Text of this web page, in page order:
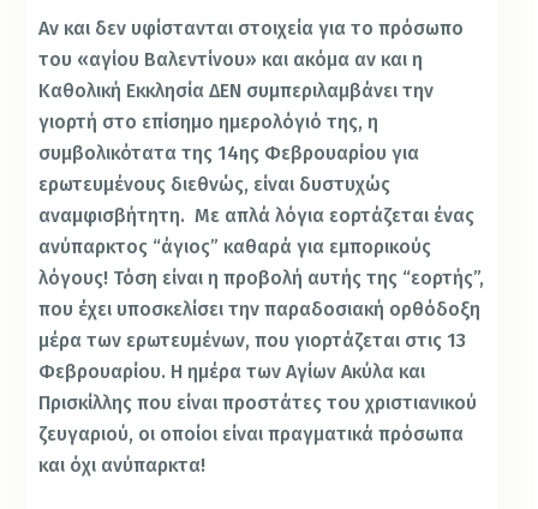
Αν και δεν υφίστανται στοιχεία για το πρόσωπο
του «αγίου Βαλεντίνου» και ακόμα αν και η
Καθολική ΕκκλησίαΔΕΝ συμπεριλαμβάνει την
γιορτή στο επίσημο ημερολόγιό της, η
συμβολικότατα της 14ης Φεβρουαρίου για
ερωτευμένους διεθνώς, είναι δυστυχώς
αναμφισβήτητη. Με απλά λόγια εορτάζεται ένας
ανύπαρκτος “άγιος” καθαρά για εμπορικούς
λόγους! Τόση είναι η προβολή αυτής της “εορτής”,
που έχει υποσκελίσει την παραδοσιακή ορθόδοξη
μέρα των ερωτευμένων, που γιορτάζεται στις 13
Φεβρουαρίου. Η ημέρα των Αγίων Ακύλα και
Πρισκίλλης που είναι προστάτες του χριστιανικού
ζευγαριού, οι οποίοι είναι πραγματικά πρόσωπα
και όχι ανύπαρκτα!